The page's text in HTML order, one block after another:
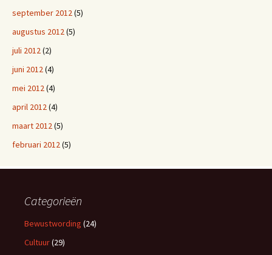
september 2012(5)
augustus 2012(5)
juli 2012(2)
juni 2012(4)
mei 2012(4)
april 2012(4)
maart 2012(5)
februari 2012(5)
Categorieën
Bewustwording (24)
Cultuur(29)